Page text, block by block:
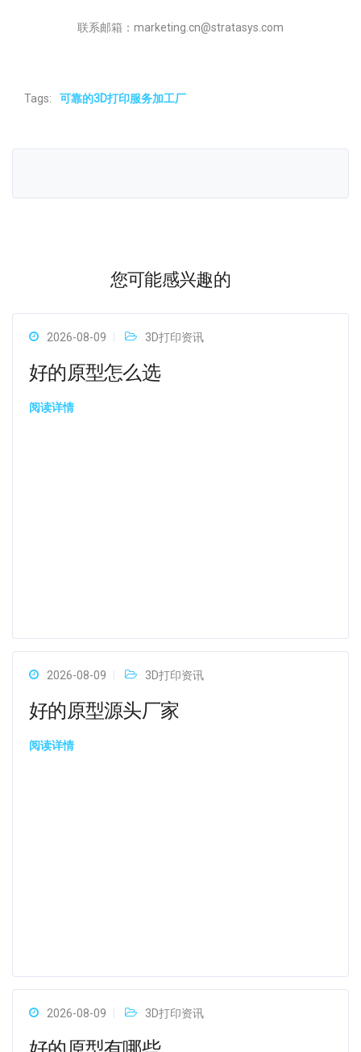
联系邮箱：marketing.cn@stratasys.com
Tags: 可靠的3D打印服务加工厂
您可能感兴趣的
2026-08-09 3D打印资讯
好的原型怎么选
阅读详情
2026-08-09 3D打印资讯
好的原型源头厂家
阅读详情
2026-08-09 3D打印资讯